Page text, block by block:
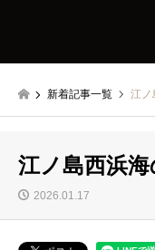
新着記事一覧 江ノ
江ノ島西浜
2026.01.17